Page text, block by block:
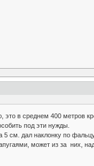
в среднем 400 метров
под эти нужды.
см. дал наклонку по
может из за них,